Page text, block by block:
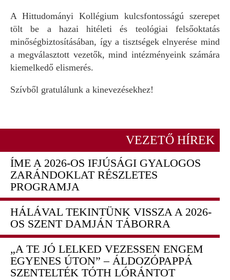
A Hittudományi Kollégium kulcsfontosságú szerepet
tölt be a hazai hitéleti és teológiai felsőoktatás
minőségbiztosításában, így a tisztségek elnyerése mind
a megválasztott vezetők, mind intézményeink számára
kiemelkedő elismerés.
Szívből gratulálunk a kinevezésekhez!
VEZETŐ HÍREK
ÍME A 2026-OS IFJÚSÁGI GYALOGOS
ZARÁNDOKLAT RÉSZLETES
PROGRAMJA
HÁLÁVAL TEKINTÜNK VISSZA A 2026-
OS SZENT DAMJÁN TÁBORRA
„A TE JÓ LELKED VEZESSEN ENGEM
EGYENES ÚTON” – ÁLDOZÓPAPPÁ
SZENTELTÉK TÓTH LÓRÁNTOT